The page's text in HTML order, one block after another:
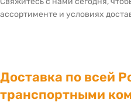
ассортименте и условиях
Доставка по всей
транспортными